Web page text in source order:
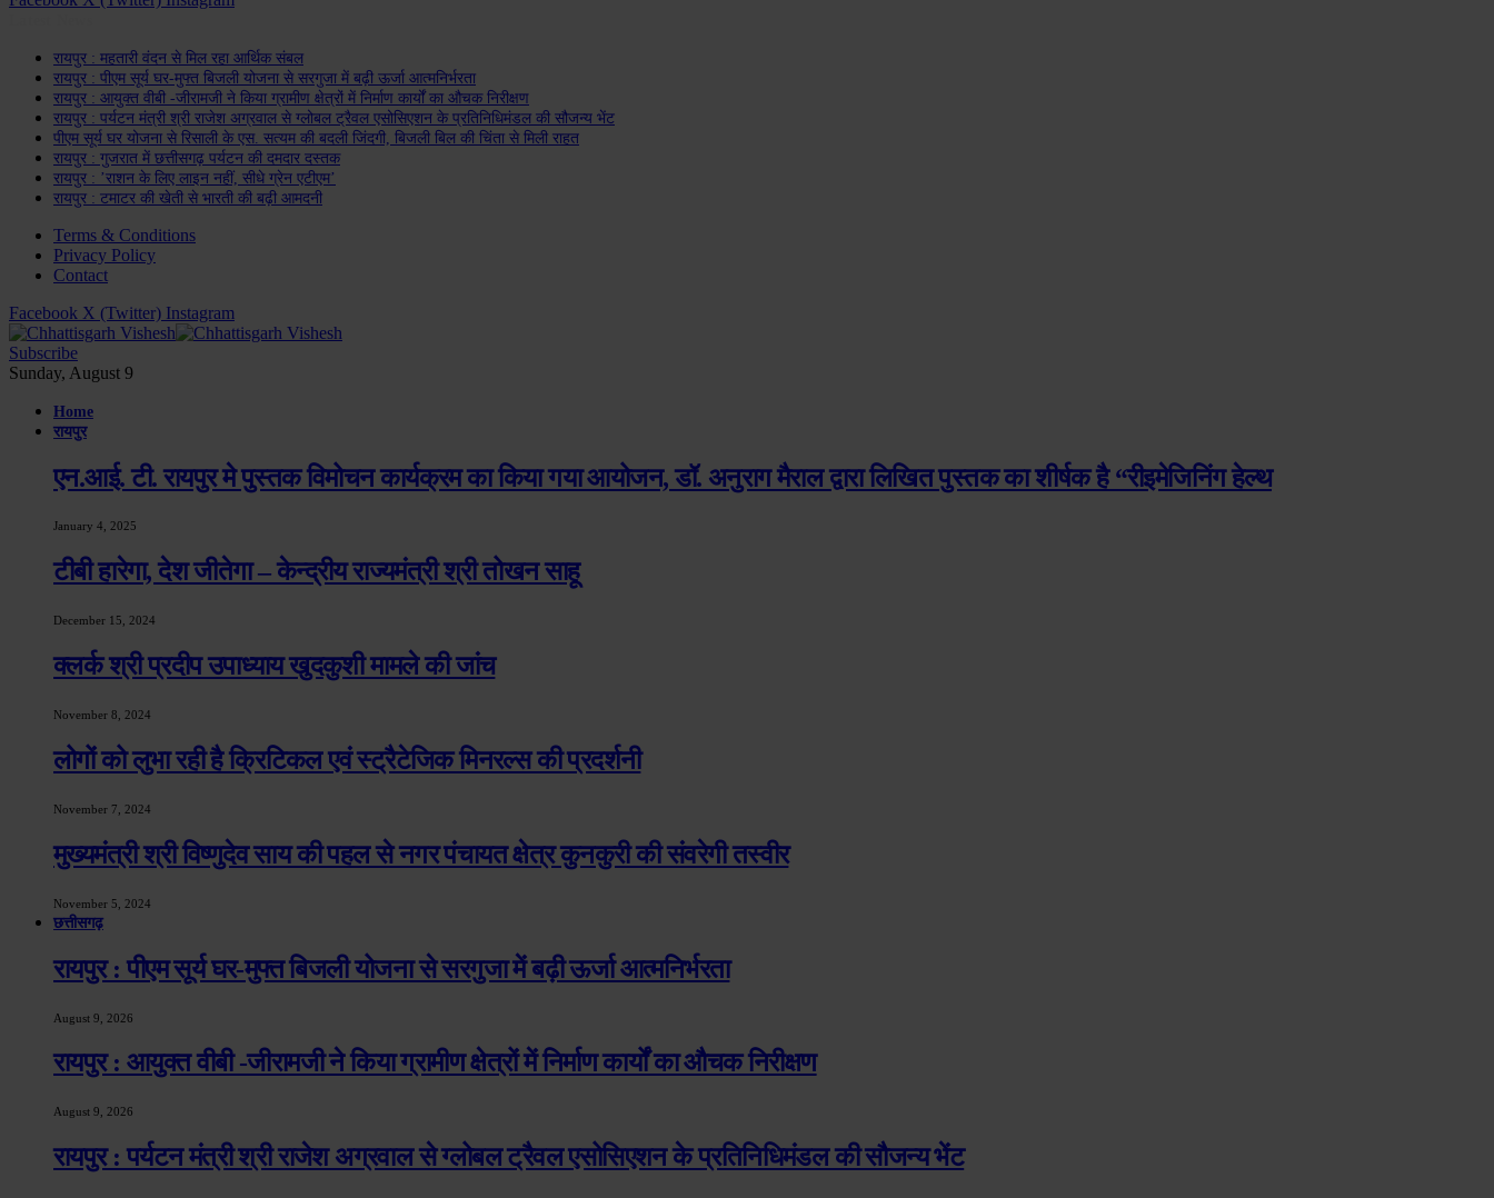
रायपुर : महतारी वंदन से मिल रहा आर्थिक संबल
रायपुर : पीएम सूर्य घर-मुफ्त बिजली योजना से सरगुजा में बढ़ी ऊर्जा आत्मनिर्भरता
रायपुर : आयुक्त वीबी -जीरामजी ने किया ग्रामीण क्षेत्रों में निर्माण कार्यों का औचक निरीक्षण
रायपुर : पर्यटन मंत्री श्री राजेश अग्रवाल से ग्लोबल ट्रैवल एसोसिएशन के प्रतिनिधिमंडल की सौजन्य भेंट
पीएम सूर्य घर योजना से रिसाली के एस. सत्यम की बदली जिंदगी, बिजली बिल की चिंता से मिली राहत
रायपुर : गुजरात में छत्तीसगढ़ पर्यटन की दमदार दस्तक
रायपुर : ’राशन के लिए लाइन नहीं, सीधे ग्रेन एटीएम’
रायपुर : टमाटर की खेती से भारती की बढ़ी आमदनी
Terms & Conditions
Privacy Policy
Contact
Facebook X (Twitter) Instagram
Subscribe
Sunday, August 9
Home
रायपुर
एन.आई. टी. रायपुर मे पुस्तक विमोचन कार्यक्रम का किया गया आयोजन, डॉ. अनुराग मैराल द्वारा लिखित पुस्तक का शीर्षक है “रीइमेजिनिंग हेल्थ
January 4, 2025
टीबी हारेगा, देश जीतेगा – केन्द्रीय राज्यमंत्री श्री तोखन साहू
December 15, 2024
क्लर्क श्री प्रदीप उपाध्याय खुदकुशी मामले की जांच
November 8, 2024
लोगों को लुभा रही है क्रिटिकल एवं स्ट्रैटेजिक मिनरल्स की प्रदर्शनी
November 7, 2024
मुख्यमंत्री श्री विष्णुदेव साय की पहल से नगर पंचायत क्षेत्र कुनकुरी की संवरेगी तस्वीर
November 5, 2024
छत्तीसगढ़
रायपुर : पीएम सूर्य घर-मुफ्त बिजली योजना से सरगुजा में बढ़ी ऊर्जा आत्मनिर्भरता
August 9, 2026
रायपुर : आयुक्त वीबी -जीरामजी ने किया ग्रामीण क्षेत्रों में निर्माण कार्यों का औचक निरीक्षण
August 9, 2026
रायपुर : पर्यटन मंत्री श्री राजेश अग्रवाल से ग्लोबल ट्रैवल एसोसिएशन के प्रतिनिधिमंडल की सौजन्य भेंट